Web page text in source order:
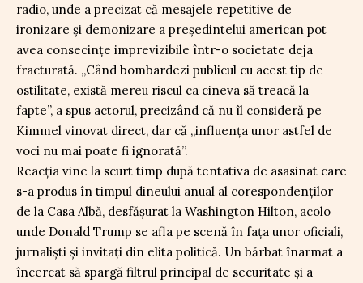
radio, unde a precizat că mesajele repetitive de
ironizare și demonizare a președintelui american pot
avea consecințe imprevizibile într-o societate deja
fracturată. „Când bombardezi publicul cu acest tip de
ostilitate, există mereu riscul ca cineva să treacă la
fapte”, a spus actorul, precizând că nu îl consideră pe
Kimmel vinovat direct, dar că „influența unor astfel de
voci nu mai poate fi ignorată”.
Reacția vine la scurt timp după tentativa de asasinat care
s-a produs în timpul dineului anual al corespondenților
de la Casa Albă, desfășurat la Washington Hilton, acolo
unde Donald Trump se afla pe scenă în fața unor oficiali,
jurnaliști și invitați din elita politică. Un bărbat înarmat a
încercat să spargă filtrul principal de securitate și a